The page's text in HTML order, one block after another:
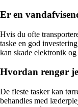
Er en
Hvis du ofte
taske en god
kan skade elektronik og
Hvordan rengør
De fleste tasker kan
behandles med